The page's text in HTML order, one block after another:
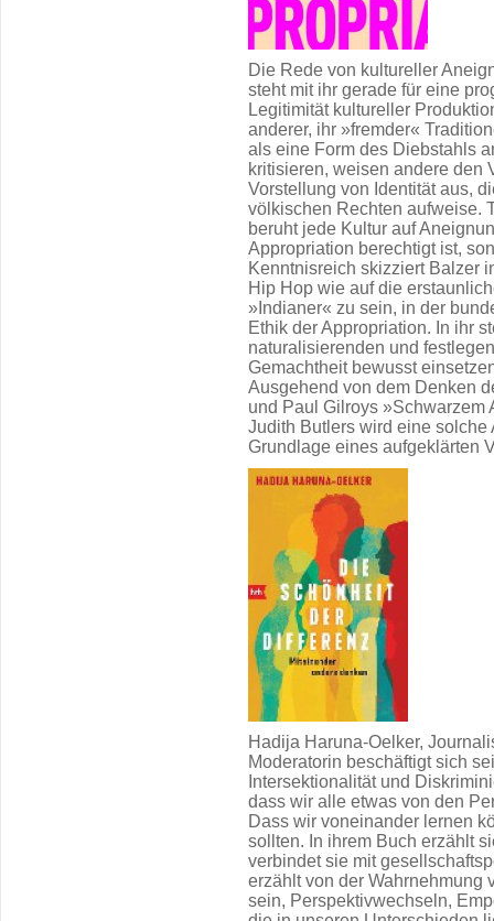
Die Rede von kultureller
steht mit ihr gerade für eine
Legitimität kultureller
anderer, ihr »fremder«
als eine Form des Diebstahls
kritisieren, weisen andere den
Vorstellung von Identität aus,
völkischen Rechten aufweise.
beruht jede Kultur auf
Appropriation berechtigt ist,
Kenntnisreich skizziert Balzer
Hip Hop wie auf die
»Indianer« zu sein, in der
Ethik der Appropriation. In ihr
naturalisierenden und
Gemachtheit bewusst
Ausgehend von dem Denken
und Paul Gilroys »Schwarzem
Judith Butlers wird eine
Grundlage eines aufgeklärten
Hadija Haruna-Oelker,
Moderatorin beschäftigt sich
Intersektionalität und
dass wir alle etwas von den
Dass wir voneinander lernen
sollten. In ihrem Buch erzählt
verbindet sie mit
erzählt von der Wahrnehmung
sein, Perspektivwechseln,